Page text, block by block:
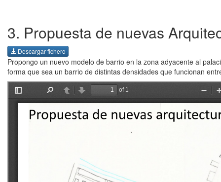
3. Propuesta de nuevas
Descargar fichero
Propongo un nuevo modelo de barrio en la zona adyacente al
forma que sea un barrio de distintas densidades que funcionan